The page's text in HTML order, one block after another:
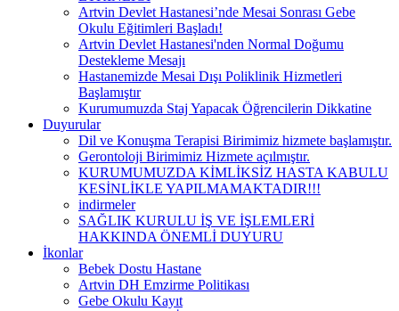
Artvin Devlet Hastanesi’nde Mesai Sonrası Gebe
Okulu Eğitimleri Başladı!
Artvin Devlet Hastanesi'nden Normal Doğumu
Destekleme Mesajı
Hastanemizde Mesai Dışı Poliklinik Hizmetleri
Başlamıştır
Kurumumuzda Staj Yapacak Öğrencilerin Dikkatine
Duyurular
Dil ve Konuşma Terapisi Birimimiz hizmete başlamıştır.
Gerontoloji Birimimiz Hizmete açılmıştır.
KURUMUMUZDA KİMLİKSİZ HASTA KABULU
KESİNLİKLE YAPILMAMAKTADIR!!!
indirmeler
SAĞLIK KURULU İŞ VE İŞLEMLERİ
HAKKINDA ÖNEMLİ DUYURU
İkonlar
Bebek Dostu Hastane
Artvin DH Emzirme Politikası
Gebe Okulu Kayıt